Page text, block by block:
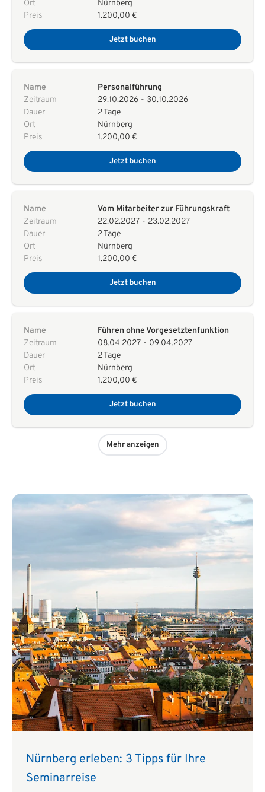
Ort
Nürnberg
Preis
1.200,00 €
Jetzt buchen
Name
Personalführung
Zeitraum
29.10.2026 - 30.10.2026
Dauer
2 Tage
Ort
Nürnberg
Preis
1.200,00 €
Jetzt buchen
Name
Vom Mitarbeiter zur Führungskraft
Zeitraum
22.02.2027 - 23.02.2027
Dauer
2 Tage
Ort
Nürnberg
Preis
1.200,00 €
Jetzt buchen
Name
Führen ohne Vorgesetztenfunktion
Zeitraum
08.04.2027 - 09.04.2027
Dauer
2 Tage
Ort
Nürnberg
Preis
1.200,00 €
Jetzt buchen
Mehr anzeigen
Nürnberg erleben: 3 Tipps für Ihre
Seminarreise